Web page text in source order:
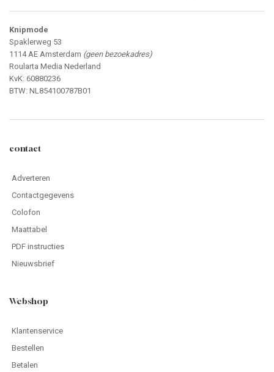
Knipmode
Spaklerweg 53
1114 AE Amsterdam (geen bezoekadres)
Roularta Media Nederland
KvK: 60880236
BTW: NL854100787B01
contact
Adverteren
Contactgegevens
Colofon
Maattabel
PDF instructies
Nieuwsbrief
Webshop
Klantenservice
Bestellen
Betalen